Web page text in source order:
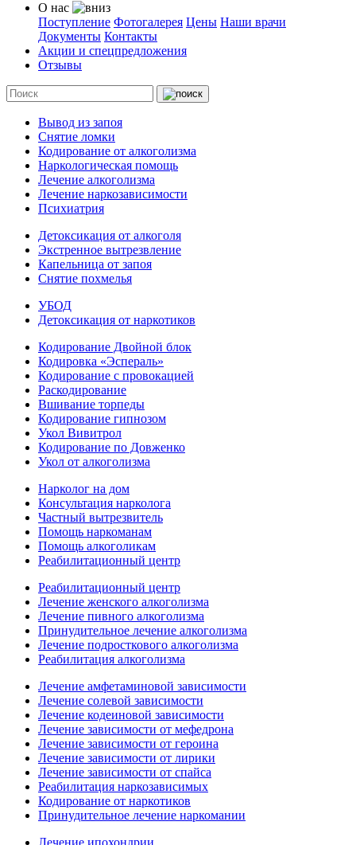
О нас
Поступление Фотогалерея Цены Наши врачи
Документы Контакты
Акции и спецпредложения
Отзывы
Вывод из запоя
Снятие ломки
Кодирование от алкоголизма
Наркологическая помощь
Лечение алкоголизма
Лечение наркозависимости
Психиатрия
Детоксикация от алкоголя
Экстренное вытрезвление
Капельница от запоя
Снятие похмелья
УБОД
Детоксикация от наркотиков
Кодирование Двойной блок
Кодировка «Эспераль»
Кодирование с провокацией
Раскодирование
Вшивание торпеды
Кодирование гипнозом
Укол Вивитрол
Кодирование по Довженко
Укол от алкоголизма
Нарколог на дом
Консультация нарколога
Частный вытрезвитель
Помощь наркоманам
Помощь алкоголикам
Реабилитационный центр
Реабилитационный центр
Лечение женского алкоголизма
Лечение пивного алкоголизма
Принудительное лечение алкоголизма
Лечение подросткового алкоголизма
Реабилитация алкоголизма
Лечение амфетаминовой зависимости
Лечение солевой зависимости
Лечение кодеиновой зависимости
Лечение зависимости от мефедрона
Лечение зависимости от героина
Лечение зависимости от лирики
Лечение зависимости от спайса
Реабилитация наркозависимых
Кодирование от наркотиков
Принудительное лечение наркомании
Лечение ипохондрии